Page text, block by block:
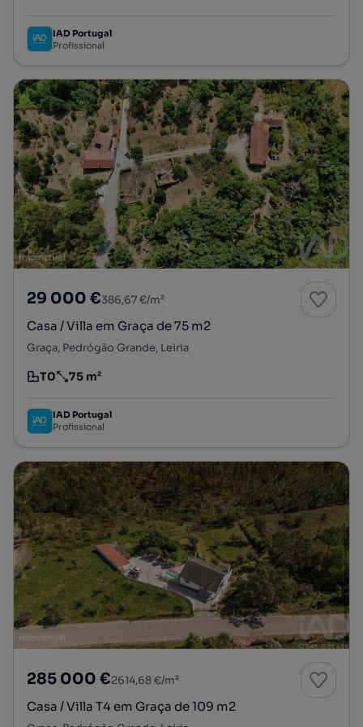
IAD Portugal
Profissional
29 000 €386,67 €/m²
Casa / Villa em Graça de 75 m2
Graça, Pedrógão Grande, Leiria
Tipologia
T0
Preço por metro quadrado
75 m²
IAD Portugal
Profissional
285 000 €2614,68 €/m²
Casa / Villa T4 em Graça de 109 m2